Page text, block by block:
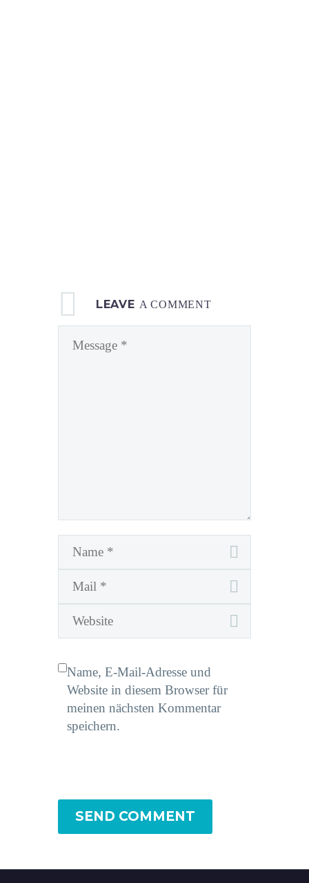
LEAVE A COMMENT
Name, E-Mail-Adresse und
Website in diesem Browser für
meinen nächsten Kommentar
speichern.
SEND COMMENT